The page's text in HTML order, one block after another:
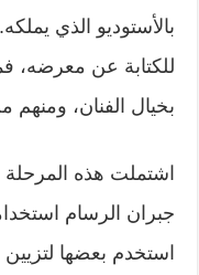
بالأستوديو الذي
للكتابة عن معرضه،
بخيال الفنان، ومنهم
جبران الرسام
استخدم بعضها